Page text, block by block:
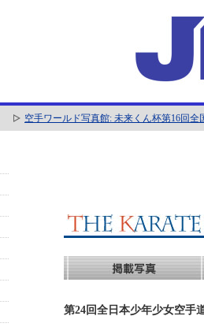
空手ワールド写真館: 未来くん杯第16回
第24回全日本少年少女空手